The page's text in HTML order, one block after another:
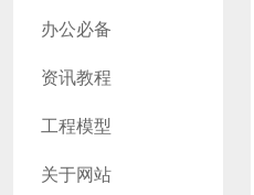
办公必备
资讯教程
工程模型
关于网站